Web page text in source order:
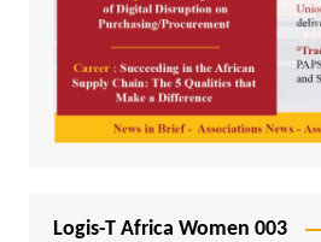
Logis-T Africa Women 003